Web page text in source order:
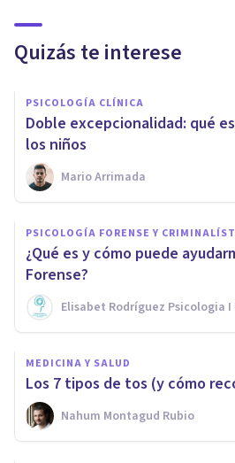
Quizás te interese
PSICOLOGÍA CLÍNICA
Doble excepcionalidad: qué
los niños
Mario Arrimada
PSICOLOGÍA FORENSE Y
¿Qué es y cómo puede
Forense?
Elisabet Rodríguez Psicologia
MEDICINA Y SALUD
Los 7 tipos de tos (y cómo
Nahum Montagud Rubio